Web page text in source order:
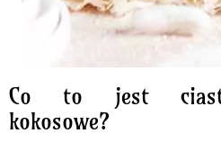
Co to jest ciasto
kokosowe?